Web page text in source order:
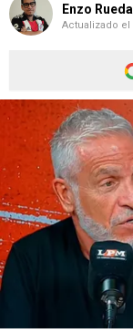
Enzo Rueda
Actualizado el